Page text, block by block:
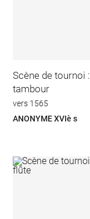
Scène de tournoi
tambour
vers 1565
ANONYME XVIè s